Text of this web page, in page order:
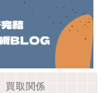
買取関係